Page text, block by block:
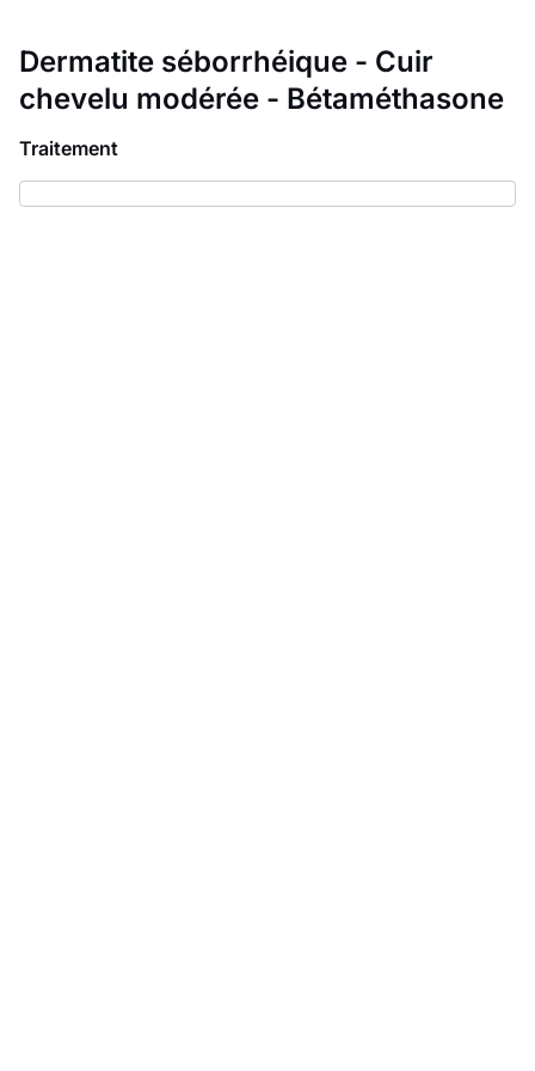
Dermatite séborrhéique - Cuir
chevelu modérée - Bétaméthasone
Traitement